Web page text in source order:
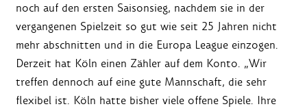
noch auf den ersten Saisonsieg, nachdem sie in der
vergangenen Spielzeit so gut wie seit 25 Jahren nicht
mehr abschnitten und in die Europa League einzogen.
Derzeit hat Köln einen Zähler auf dem Konto. „Wir
treffen dennoch auf eine gute Mannschaft, die sehr
flexibel ist. Köln hatte bisher viele offene Spiele. Ihre